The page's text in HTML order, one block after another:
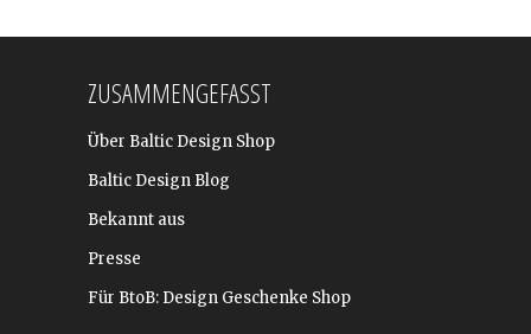
ZUSAMMENGEFASST
Über Baltic Design Shop
Baltic Design Blog
Bekannt aus
Presse
Für BtoB: Design Geschenke Shop